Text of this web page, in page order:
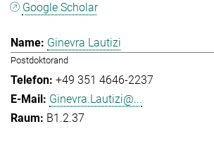
Google Scholar
Ginevra Lautizi
Postdoktorand
+49 351 4646-2237
Ginevra.Lautizi@...
B1.2.37